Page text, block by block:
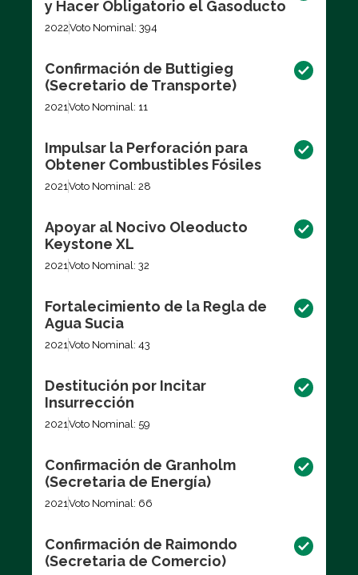
y Hacer Obligatorio el Gasoducto
2022Voto Nominal: 394
Confirmación de Buttigieg
(Secretario de Transporte)
2021Voto Nominal: 11
Impulsar la Perforación para
Obtener Combustibles Fósiles
2021Voto Nominal: 28
Apoyar al Nocivo Oleoducto
Keystone XL
2021Voto Nominal: 32
Fortalecimiento de la Regla de
Agua Sucia
2021Voto Nominal: 43
Destitución por Incitar
Insurrección
2021Voto Nominal: 59
Confirmación de Granholm
(Secretaria de Energía)
2021Voto Nominal: 66
Confirmación de Raimondo
(Secretaria de Comercio)